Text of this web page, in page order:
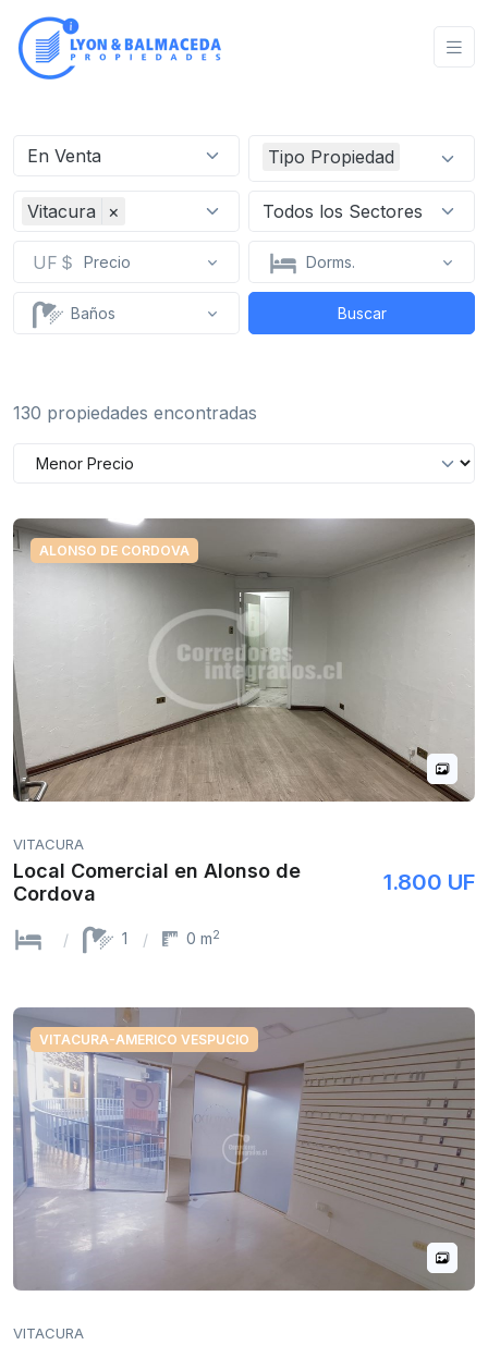
En Venta Tipo Propiedad
Vitacura × Todos los Sectores
UF
Precio Dorms.
Baños Buscar
130 propiedades encontradas
ALONSO DE CORDOVA
VITACURA
Local Comercial en Alonso de
Cordova
1.800 UF
1 0 m2
VITACURA-AMERICO VESPUCIO
VITACURA